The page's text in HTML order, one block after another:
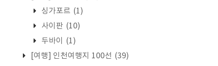
싱가포르 (1)
사이판 (10)
두바이
(1)
[여행] 인천여행지 100선 (39)